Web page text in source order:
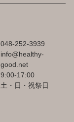
048-252-3939
info@healthy-
good.net
9:00-17:00
土・日・祝祭日